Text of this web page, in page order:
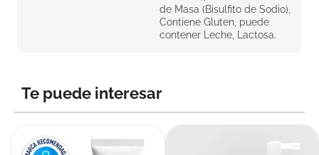
de Masa (Bisulfito de Sodio),
Contiene Gluten, puede
contener Leche, Lactosa.
Te puede interesar